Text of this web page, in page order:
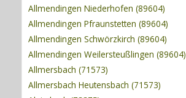
Allmendingen Niederhofen (89604)
Allmendingen Pfraunstetten (89604)
Allmendingen Schwörzkirch (89604)
Allmendingen Weilersteußlingen (89604)
Allmersbach (71573)
Allmersbach Heutensbach (71573)